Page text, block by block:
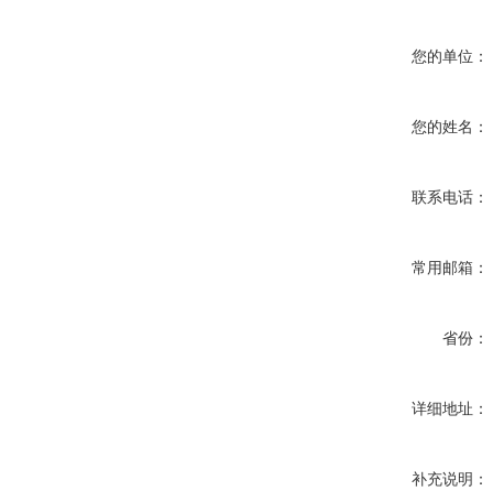
您的单位：
您的姓名：
联系电话：
常用邮箱：
省份：
详细地址：
补充说明：